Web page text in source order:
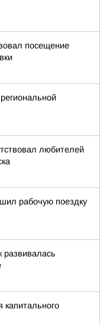
посещение
любителей
рабочую поездку
развивалась
капитального